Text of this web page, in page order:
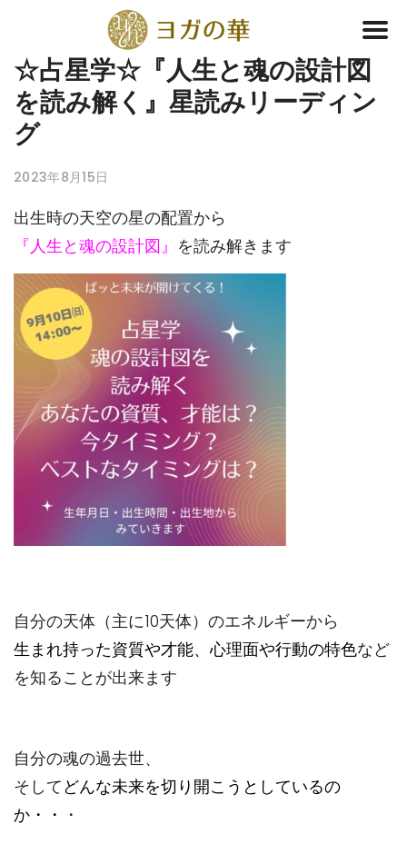
☆占星学☆『人生と魂の設計図
を読み解く』星読みリーディン
グ
2023年8月15日
出生時の天空の星の配置から
『人生と魂の設計図』 を読み解きます
自分の天体（主に10天体）のエネルギーから
生まれ持った資質や才能、心理面や行動の特色など
を知ることが出来ます
自分の魂の過去世、
そしてどんな未来を切り開こうとしているの
か・・ ・